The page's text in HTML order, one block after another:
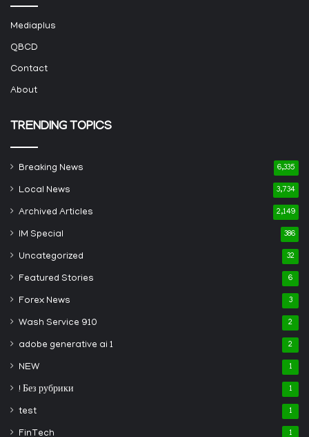
Mediaplus
QBCD
Contact
About
TRENDING TOPICS
Breaking News 6,335
Local News 3,734
Archived Articles 2,149
IM Special 386
Uncategorized 32
Featured Stories 6
Forex News 3
Wash Service 910 2
adobe generative ai 1 2
NEW 1
! Без рубрики 1
test 1
FinTech 1